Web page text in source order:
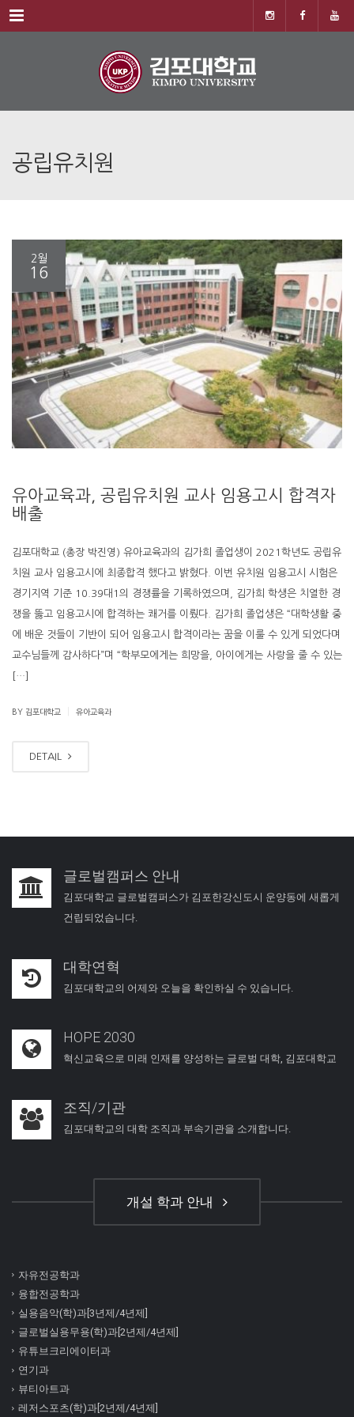
Menu
공립유치원
2월
16
유아교육과, 공립유치원 교사 임용고시 합격자
배출
김포대학교 (총장 박진영) 유아교육과의 김가희 졸업생이 2021학년도 공립유
치원 교사 임용고시에 최종합격 했다고 밝혔다. 이번 유치원 임용고시 시험은
경기지역 기준 10.39대1의 경쟁률을 기록하였으며, 김가희 학생은 치열한 경
쟁을 뚫고 임용고시에 합격하는 쾌거를 이뤘다. 김가희 졸업생은 “대학생활 중
에 배운 것들이 기반이 되어 임용고시 합격이라는 꿈을 이룰 수 있게 되었다며
교수님들께 감사하다”며 “학부모에게는 희망을, 아이에게는 사랑을 줄 수 있는
[…]
BY 김포대학교 유아교육과
DETAIL
글로벌캠퍼스 안내
김포대학교 글로벌캠퍼스가 김포한강신도시 운양동에 새롭게
건립되었습니다.
대학연혁
김포대학교의 어제와 오늘을 확인하실 수 있습니다.
HOPE 2030
혁신교육으로 미래 인재를 양성하는 글로벌 대학, 김포대학교
조직/기관
김포대학교의 대학 조직과 부속기관을 소개합니다.
개설 학과 안내
자유전공학과
융합전공학과
실용음악(학)과[3년제/4년제]
글로벌실용무용(학)과[2년제/4년제]
유튜브크리에이터과
연기과
뷰티아트과
레저스포츠(학)과[2년제/4년제]